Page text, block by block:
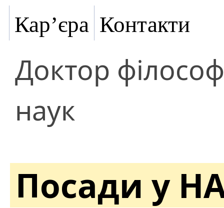
Кар’єра Контакти
Доктор
наук
Посади у